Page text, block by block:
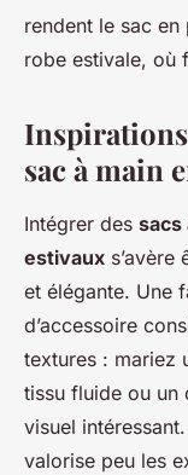
rendent le sac
robe estivale, où
sac à main
Intégrer des sacs
estivaux
et élégante. Une
d’accessoire
textures : mariez
tissu fluide ou un
visuel intéressant.
valorise peu les